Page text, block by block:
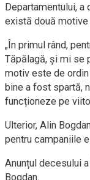
Departamentului,
există două motive
„În primul rând,
Tăpălagă, și mi se
motiv este de
bine a fost spartă,
funcționeze pe
Ulterior, Alin
pentru campaniile
Anunțul decesului
Bogdan.